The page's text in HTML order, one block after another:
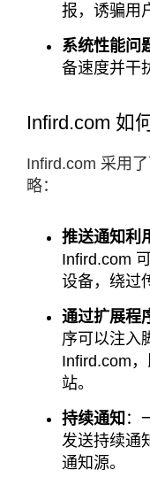
报，诱骗用
系统性能问
备速度并干
Infird.com 如
Infird.com 采用
略：​
推送通知利
Infird.com
设备，绕过
通过扩展程
序可以注入
Infird.com
站。
持续通知 ：
发送持续通
通知源。